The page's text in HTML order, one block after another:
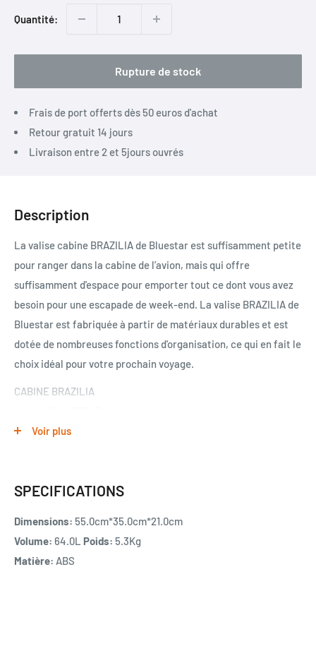
Quantité:
Rupture de stock
Frais de port offerts dès 50 euros d'achat
Retour gratuit 14 jours
Livraison entre 2 et 5jours ouvrés
Description
La valise cabine BRAZILIA de Bluestar est suffisamment petite
pour ranger dans la cabine de l’avion, mais qui offre
suffisamment d'espace pour emporter tout ce dont vous avez
besoin pour une escapade de week-end. La valise BRAZILIA de
Bluestar est fabriquée à partir de matériaux durables et est
dotée de nombreuses fonctions d'organisation, ce qui en fait le
choix idéal pour votre prochain voyage.
CABINE BRAZILIA
Dimensions (H*L*P) : 55*35*21 cm (roues comprises) ; 37L ;
Nombre de roues : 4 roues multidirectionnelles et
silencieuses
Voir plus
SPECIFICATIONS
Dimensions: 55.0cm*35.0cm*21.0cm
Volume: 64.0L Poids: 5.3Kg
Matière: ABS